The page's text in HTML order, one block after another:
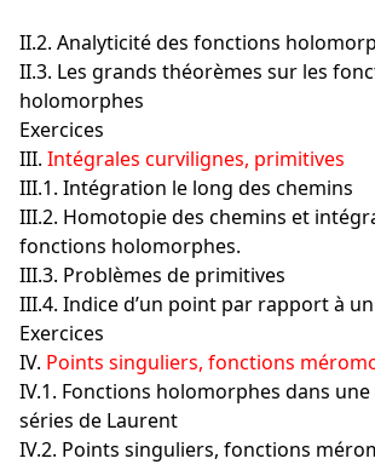
II.2. Analyticité des fonctions
II.3. Les grands théorèmes sur les
holomorphes
Exercices
III. Intégrales curvilignes, primitives
III.1. Intégration le long des chemins
III.2. Homotopie des chemins et
fonctions holomorphes.
III.3. Problèmes de primitives
III.4. Indice d’un point par rapport à
Exercices
IV. Points singuliers, fonctions
IV.1. Fonctions holomorphes dans
séries de Laurent
IV.2. Points singuliers, fonctions